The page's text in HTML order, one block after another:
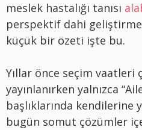
meslek hastalığı tanısı
perspektif dahi
küçük bir özeti işte bu.
Yıllar önce seçim vaatleri
yayınlanırken yalnızca
başlıklarında kendilerine
bugün somut çözümler